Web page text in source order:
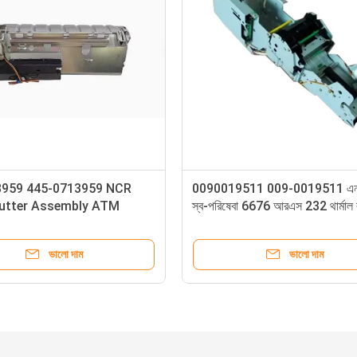
NCR 445-0711370 4450711370
FDK 12.1 Inch Touch Screen for
NCR
Lower